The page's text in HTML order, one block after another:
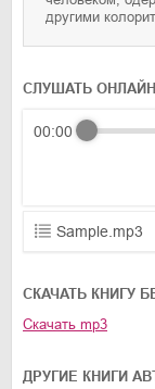
другими
СЛУШАТЬ ОНЛАЙН
00:00
Sample.mp3
CКАЧАТЬ КНИГУ
Скачать mp3
ДРУГИЕ КНИГИ